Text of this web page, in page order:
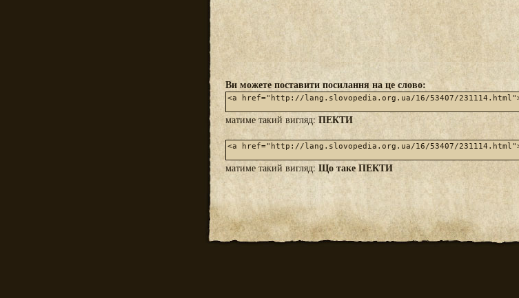
Ви можете поставити посилання на це слово:
матиме такий вигляд: ПЕКТИ
матиме такий вигляд: Що таке ПЕКТИ